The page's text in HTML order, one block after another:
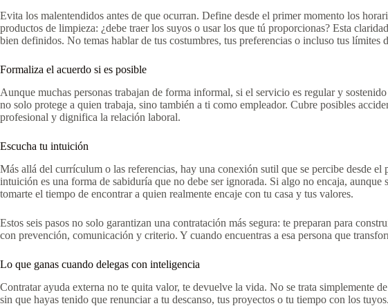
Evita los malentendidos antes de que ocurran. Define desde el primer momento los
productos de limpieza: ¿debe traer los suyos o usar los que tú proporcionas? Esta
bien definidos. No temas hablar de tus costumbres, tus preferencias o incluso tus límites
Formaliza el acuerdo si es posible
Aunque muchas personas trabajan de forma informal, si el servicio es regular y
no solo protege a quien trabaja, sino también a ti como empleador. Cubre posibles
profesional y dignifica la relación laboral.
Escucha tu intuición
Más allá del currículum o las referencias, hay una conexión sutil que se percibe desde
intuición es una forma de sabiduría que no debe ser ignorada. Si algo no encaja, aunque
tomarte el tiempo de encontrar a quien realmente encaje con tu casa y tus valores.
Estos seis pasos no solo garantizan una contratación más segura: te preparan para
con prevención, comunicación y criterio. Y cuando encuentras a esa persona que
Lo que ganas cuando delegas con inteligencia
Contratar ayuda externa no te quita valor, te devuelve la vida. No se trata simplemente
sin que hayas tenido que renunciar a tu descanso, tus proyectos o tu tiempo con los